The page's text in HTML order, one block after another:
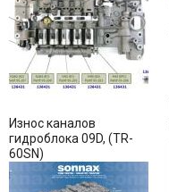
Износ каналов
гидроблока 09D, (TR-
60SN)